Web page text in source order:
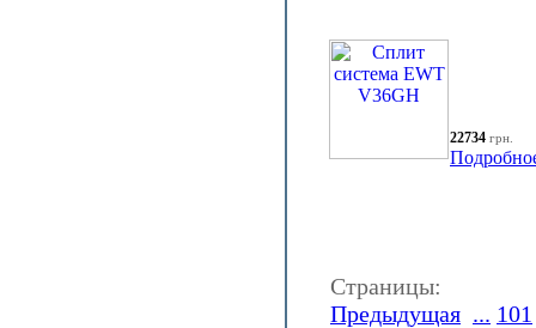
22734 грн.
Страницы:
Предыдущая ... 101